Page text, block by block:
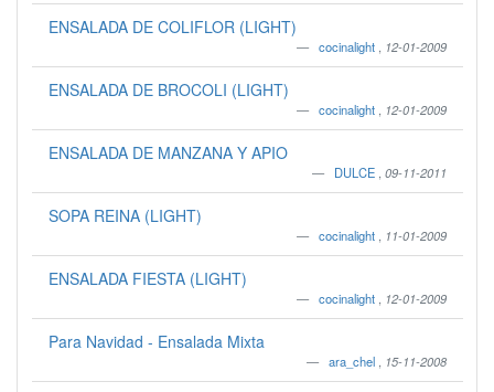
ENSALADA DE COLIFLOR (LIGHT)
cocinalight 12-01-2009
ENSALADA DE BROCOLI (LIGHT)
cocinalight 12-01-2009
ENSALADA DE MANZANA Y APIO
DULCE 09-11-2011
SOPA REINA (LIGHT)
cocinalight 11-01-2009
ENSALADA FIESTA (LIGHT)
cocinalight 12-01-2009
Para Navidad - Ensalada Mixta
ara_chel 15-11-2008